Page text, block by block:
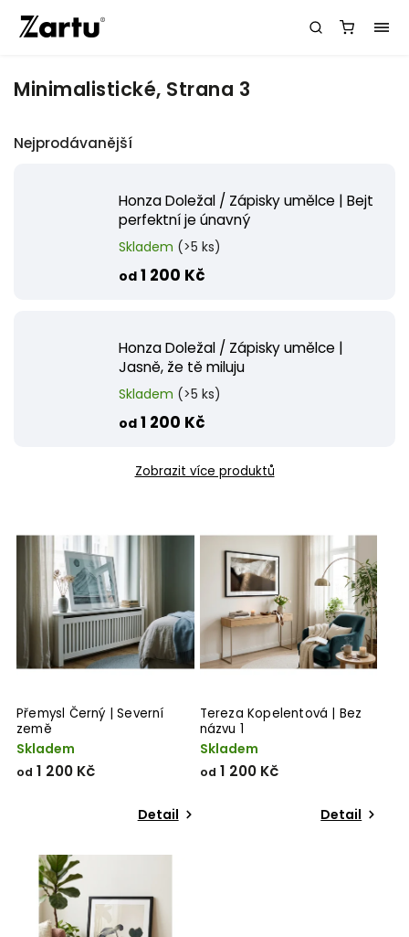
Minimalistické, Strana 3
Nejprodávanější
Honza Doležal / Zápisky umělce | Bejt
perfektní je únavný
Skladem (>5 ks)
od 1 200 Kč
Honza Doležal / Zápisky umělce |
Jasně, že tě miluju
Skladem (>5 ks)
od 1 200 Kč
Zobrazit více produktů
Přemysl Černý | Severní
země
Skladem
od 1 200 Kč
Detail
Tereza Kopelentová | Bez
názvu 1
Skladem
od 1 200 Kč
Detail